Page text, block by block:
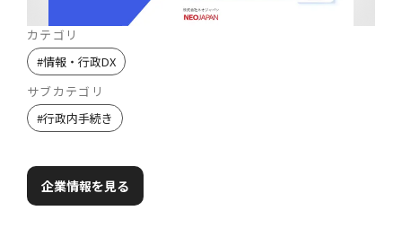
カテゴリ
#情報・行政DX
サブカテゴリ
#行政内手続き
企業情報を見る